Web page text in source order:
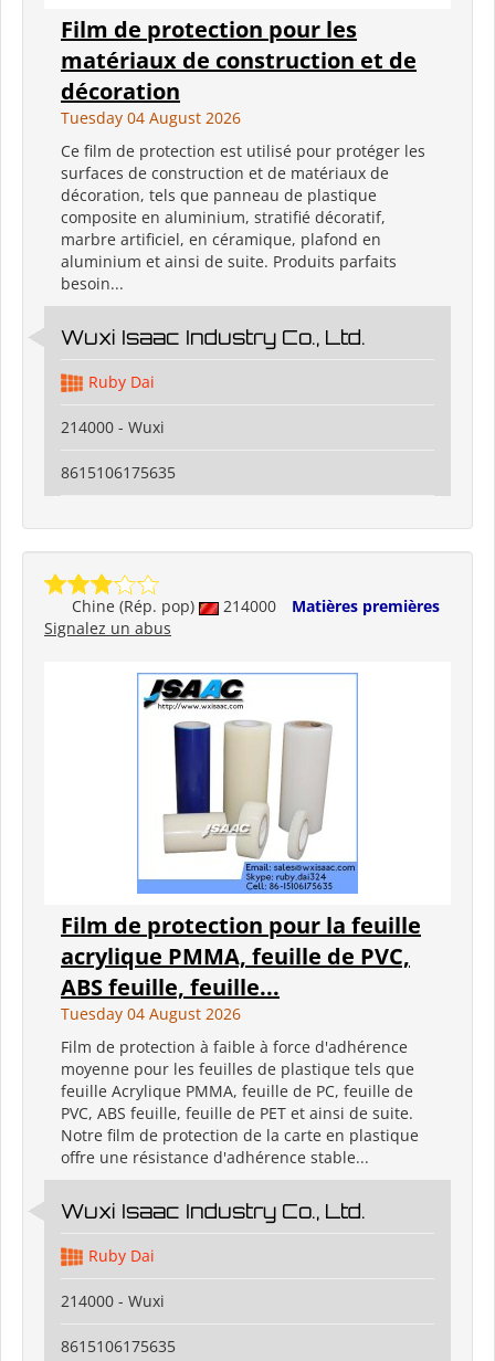
Film de protection pour les
matériaux de construction et de
décoration
Tuesday 04 August 2026
Ce film de protection est utilisé pour protéger les
surfaces de construction et de matériaux de
décoration, tels que panneau de plastique
composite en aluminium, stratifié décoratif,
marbre artificiel, en céramique, plafond en
aluminium et ainsi de suite. Produits parfaits
besoin...
Wuxi Isaac Industry Co., Ltd.
Ruby Dai
214000 - Wuxi
8615106175635
Chine (Rép. pop) 214000
Matières premières
Signalez un abus
Film de protection pour la feuille
acrylique PMMA, feuille de PVC,
ABS feuille, feuille...
Tuesday 04 August 2026
Film de protection à faible à force d'adhérence
moyenne pour les feuilles de plastique tels que
feuille Acrylique PMMA, feuille de PC, feuille de
PVC, ABS feuille, feuille de PET et ainsi de suite.
Notre film de protection de la carte en plastique
offre une résistance d'adhérence stable...
Wuxi Isaac Industry Co., Ltd.
Ruby Dai
214000 - Wuxi
8615106175635